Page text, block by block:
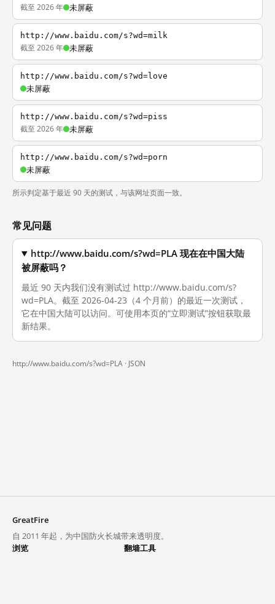
截至 2026 年 未屏蔽
http://www.baidu.com/s?wd=milk
截至 2026 年 未屏蔽
http://www.baidu.com/s?wd=love
未屏蔽
http://www.baidu.com/s?wd=piss
截至 2026 年 未屏蔽
http://www.baidu.com/s?wd=porn
未屏蔽
所示判定基于最近 90 天的测试，与该网址页面一致。
常见问题
http://www.baidu.com/s?wd=PLA 现在在中国大陆
被屏蔽吗？
最近 90 天内我们没有测试过 http://www.baidu.com/s?
wd=PLA。截至 2026-04-23（4 个月前）的最近一次测试，
它在中国大陆可以访问。可使用本页的“立即测试”按钮获取最
新结果。
http://www.baidu.com/s?wd=PLA · JSON
GreatFire
自 2011 年起，为中国防火长城带来透明度。
浏览
翻墙工具